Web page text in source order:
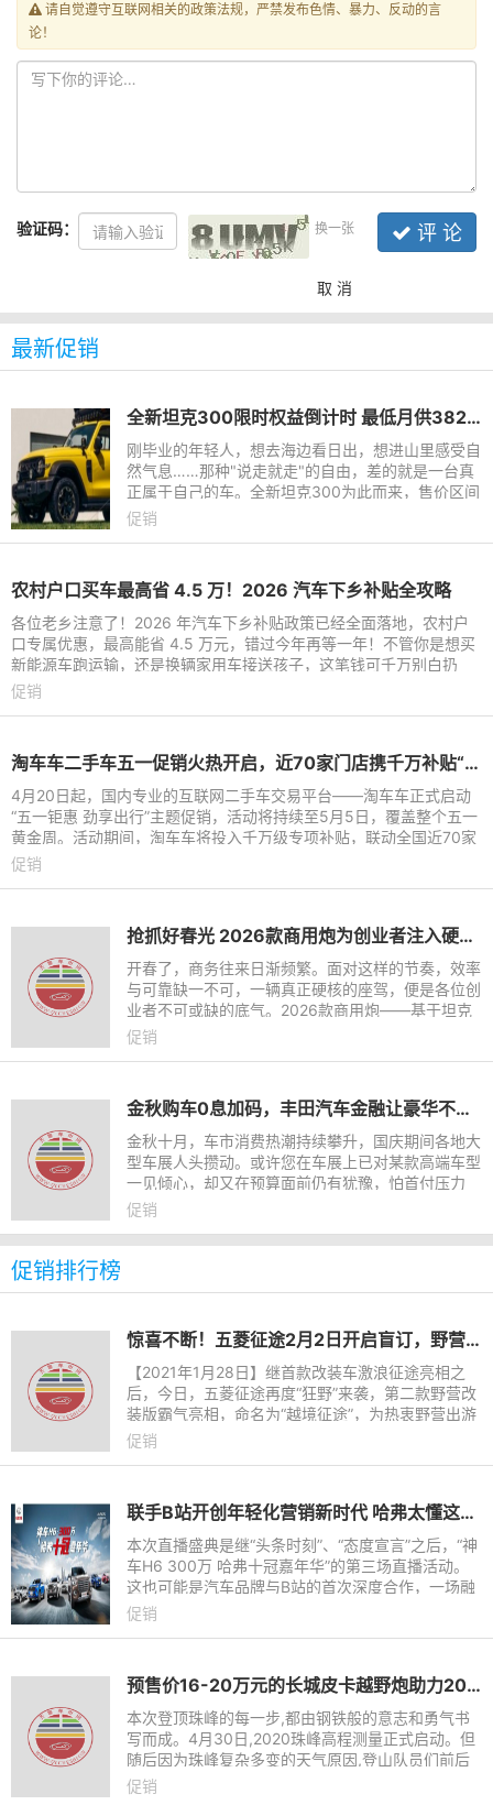
请自觉遵守互联网相关的政策法规，严禁发布色情、暴力、反动的言
论！
验证码： 换一张 评 论
取 消
最新促销
全新坦克300限时权益倒计时 最低月供382元解锁人生大玩具
刚毕业的年轻人，想去海边看日出，想进山里感受自
然气息……那种"说走就走"的自由，差的就是一台真
正属于自己的车。全新坦克300为此而来，售价区间
19.98万元-25.98万元，覆盖Hi4-Z、Hi4-T、柴
促销
农村户口买车最高省 4.5 万！2026 汽车下乡补贴全攻略
各位老乡注意了！2026 年汽车下乡补贴政策已经全面落地，农村户
口专属优惠，最高能省 4.5 万元，错过今年再等一年！不管你是想买
新能源车跑运输，还是换辆家用车接送孩子，这笔钱可千万别白扔
了！一、农村户口凭啥多
促销
淘车车二手车五一促销火热开启，近70家门店携千万补贴“礼”遇全开
4月20日起，国内专业的互联网二手车交易平台——淘车车正式启动
“五一钜惠 劲享出行”主题促销，活动将持续至5月5日，覆盖整个五一
黄金周。活动期间，淘车车将投入千万级专项补贴，联动全国近70家
门店推出六大优惠政
促销
抢抓好春光 2026款商用炮为创业者注入硬核底气
开春了，商务往来日渐频繁。面对这样的节奏，效率
与可靠缺一不可，一辆真正硬核的座驾，便是各位创
业者不可或缺的底气。2026款商用炮——基于坦克
平台打造的全球高性能商用皮卡，凭借超燃动力、超
促销
金秋购车0息加码，丰田汽车金融让豪华不再等待
金秋十月，车市消费热潮持续攀升，国庆期间各地大
型车展人头攒动。或许您在车展上已对某款高端车型
一见倾心，却又在预算面前仍有犹豫，怕首付压力
大、怕月供影响生活、怕资金周转不开……现在，好
促销
促销排行榜
惊喜不断！五菱征途2月2日开启盲订，野营版改装车酷炫亮相
【2021年1月28日】继首款改装车激浪征途亮相之
后，今日，五菱征途再度“狂野”来袭，第二款野营改
装版霸气亮相，命名为“越境征途”，为热衷野营出游
人士而生。据悉，五菱征途将于2月2日正式开启新
促销
联手B站开创年轻化营销新时代 哈弗太懂这届年轻人了
本次直播盛典是继“头条时刻”、“态度宣言”之后，“神
车H6 300万 哈弗十冠嘉年华”的第三场直播活动。
这也可能是汽车品牌与B站的首次深度合作，一场融
合二次元、宅文化和汽车文化的直播盛宴，一路登顶
促销
预售价16-20万元的长城皮卡越野炮助力2020珠峰测量登顶成功
本次登顶珠峰的每一步,都由钢铁般的意志和勇气书
写而成。4月30日,2020珠峰高程测量正式启动。但
随后因为珠峰复杂多变的天气原因,登山队员们前后
三次折返于5800米的过度营地和6500米的前进营
促销